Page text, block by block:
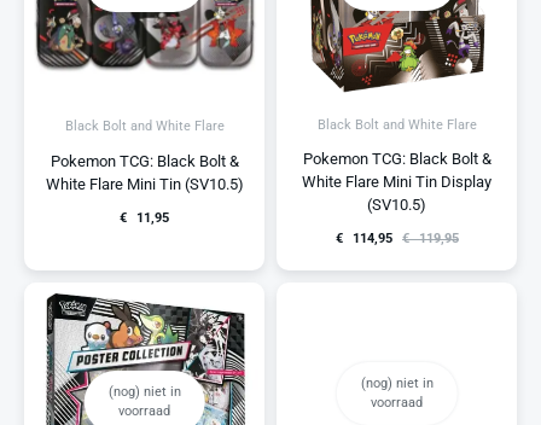
Black Bolt and White Flare
Pokemon TCG: Black Bolt &
White Flare Mini Tin (SV10.5)
€ 11,95
Black Bolt and White Flare
Pokemon TCG: Black Bolt &
White Flare Mini Tin Display
(SV10.5)
€ 119,95
€ 114,95
(nog) niet in
voorraad
(nog) niet in
voorraad